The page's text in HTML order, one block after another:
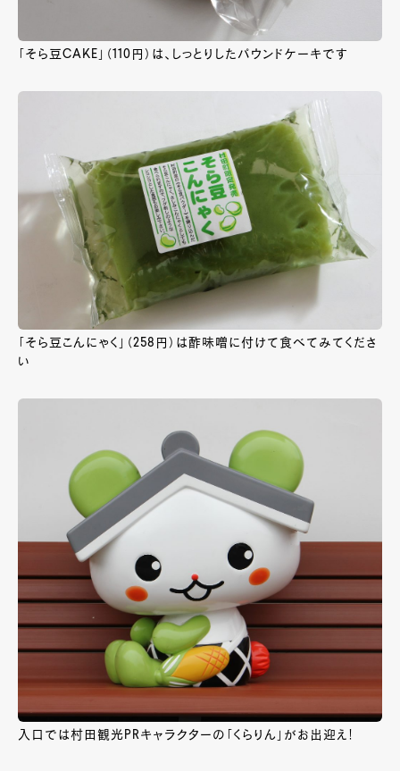
「そら豆CAKE」（110円）は、しっとりしたパウンドケーキです
「そら豆こんにゃく」（258円）は酢味噌に付けて食べてみてくださ
い
入口では村田観光PRキャラクターの「くらりん」がお出迎え！